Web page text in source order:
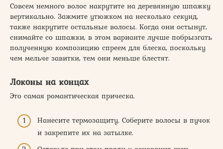
Совсем немного волос накрутите на деревянную шпажку
вертикально. Зажмите утюжком на несколько секунд,
также накрутите остальные волосы. Когда они остынут,
снимайте со шпажки, в этом варианте лучше побрызгать
полученную композицию спреем для блеска, поскольку
чем мельче завитки, тем они меньше блестят.
Локоны на концах
Это самая романтическая прическа.
Нанесите термозащиту. Соберите волосы в пучок
и закрепите их на затылке.